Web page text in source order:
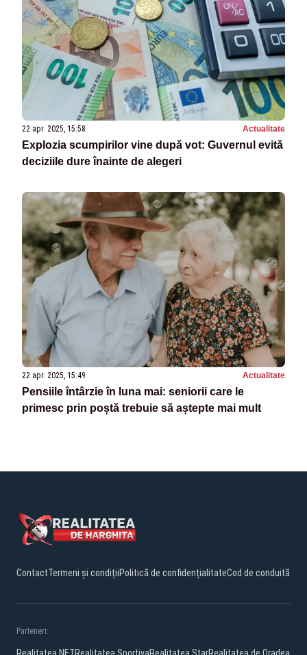
22 apr. 2025, 15:58 Actualitate
Explozia scumpirilor vine după vot: Guvernul evită
deciziile dure înainte de alegeri
22 apr. 2025, 15:49 Actualitate
Pensiile întârzie în luna mai: seniorii care le
primesc prin poștă trebuie să aștepte mai mult
ContactTermeni și condițiiPolitică de confidențialitateCod de conduită
Parteneri: